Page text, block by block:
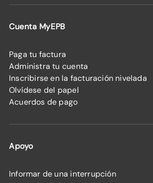
Cuenta MyEPB
Paga tu factura
Administra tu cuenta
Inscribirse en la facturación nivelada
Olvídese del papel
Acuerdos de pago
Apoyo
Informar de una interrupción